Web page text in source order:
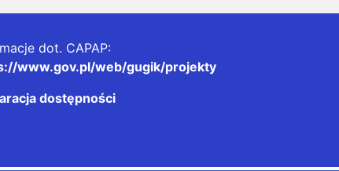
dot. CAPAP:
www.gov.pl/web/gugik/projekty
dostępności